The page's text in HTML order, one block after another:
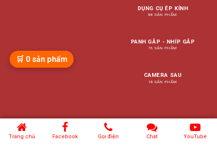
DỤNG CỤ ÉP KÍNH
88 SẢN PHẨM
PANH GẮP - NHÍP GẮP
76 SẢN PHẨM
CAMERA SAU
18 SẢN PHẨM
Trang chủ Facebook Gọi điện Chat YouTube
🛒 0 sản phẩm